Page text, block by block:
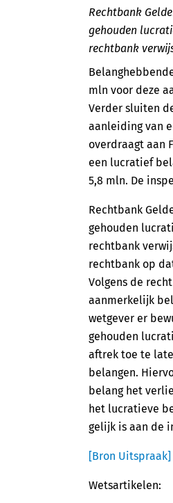
Rechtbank
gehouden
rechtbank
mln voor deze
Verder sluiten
aanleiding van
overdraagt aan
een lucratief
5,8 mln. De
Rechtbank
gehouden
rechtbank
rechtbank op
Volgens de
aanmerkelijk
wetgever er
gehouden
aftrek toe te
belangen.
belang het
het lucratieve
gelijk is aan de
[Bron Uitspraak]
Wetsartikelen: